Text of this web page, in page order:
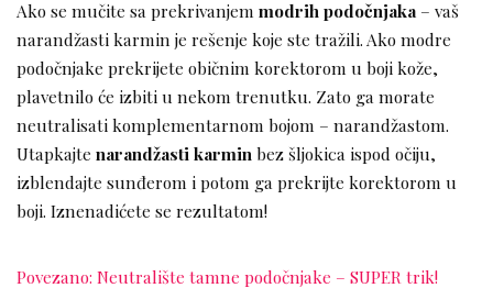
Ako se mučite sa prekrivanjem modrih podočnjaka – vaš
narandžasti karmin je rešenje koje ste tražili. Ako modre
podočnjake prekrijete običnim korektorom u boji kože,
plavetnilo će izbiti u nekom trenutku. Zato ga morate
neutralisati komplementarnom bojom – narandžastom.
Utapkajte narandžasti karminbez šljokica ispod očiju,
izblendajte sunđerom i potom ga prekrijte korektorom u
boji. Iznenadićete se rezultatom!
Povezano: Neutralište tamne podočnjake – SUPER trik!